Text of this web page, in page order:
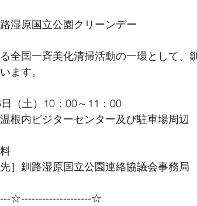
路湿原国立公園クリーンデー
全国一斉美化清掃活動の一環として、
ます。
日（土）10：00～11：00
温根内ビジターセンター及び駐車場周辺
先］釧路湿原国立公園連絡協議会事務局
☆--------------------☆